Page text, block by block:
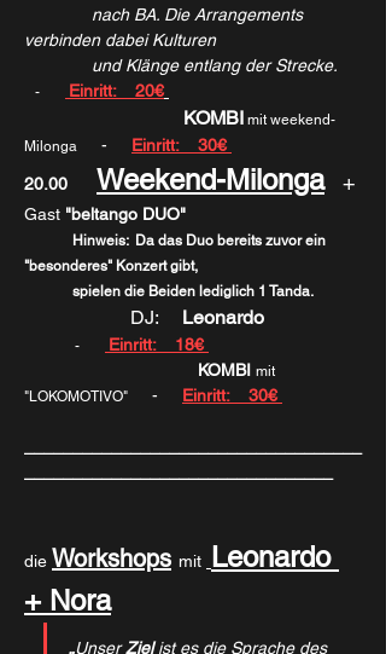
verbinden dabei Kulturen
	    und Klänge entlang der Strecke.
- Einritt:    20€
KOMBI mit weekend-
Milonga
     -
Einritt:    30€
20.00 Weekend-Milonga
   +
Gast "beltango DUO"
Hinweis:  Da das Duo bereits zuvor ein
"besonderes" Konzert gibt,
	spielen die Beiden lediglich 1 Tanda.
DJ: Leonardo
              -
Einritt:    18€
KOMBI mit
"LOKOMOTIVO"
     -
Einritt:    30€
die Workshops mit Leonardo
+ Nora
„Unser Ziel ist es die Sprache des